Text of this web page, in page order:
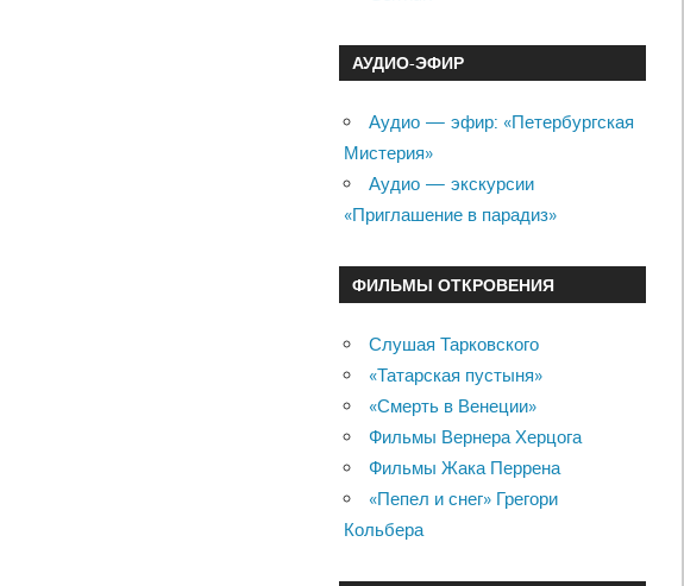
АУДИО-ЭФИР
Аудио — эфир: «Петербургская
Мистерия»
Аудио — экскурсии
«Приглашение в парадиз»
ФИЛЬМЫ ОТКРОВЕНИЯ
Слушая Тарковского
«Татарская пустыня»
«Смерть в Венеции»
Фильмы Вернера Херцога
Фильмы Жака Перрена
«Пепел и снег» Грегори
Кольбера